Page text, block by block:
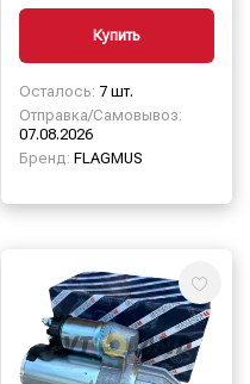
Купить
Осталось: 7 шт.
Отправка/Самовывоз:
07.08.2026
Бренд: FLAGMUS